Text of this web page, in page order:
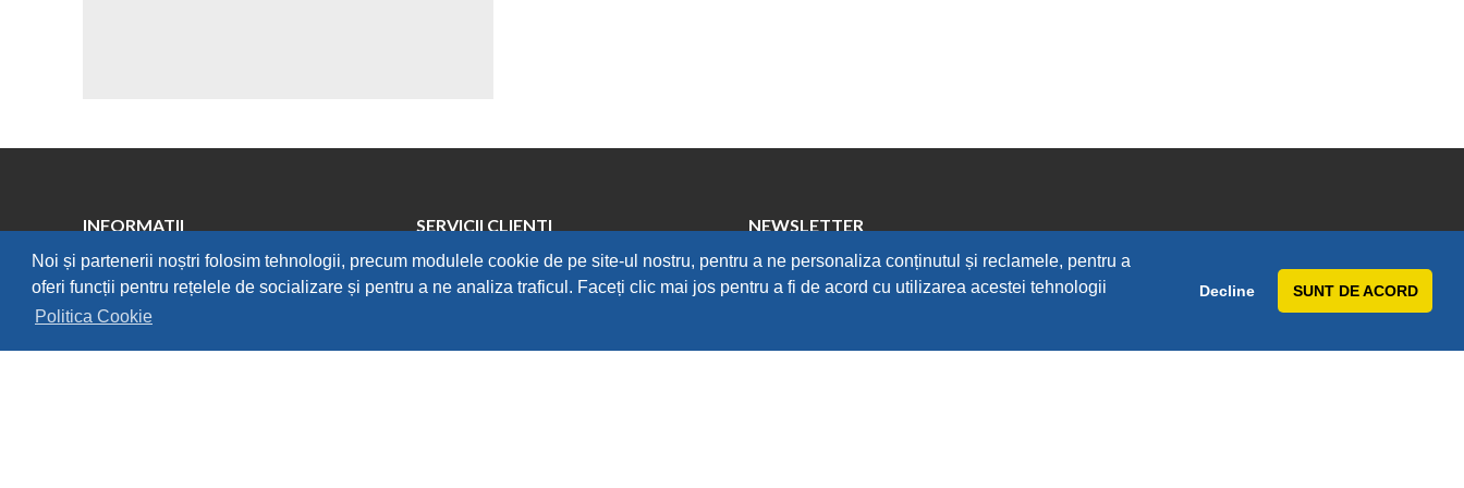
Noi și partenerii noștri folosim tehnologii, precum modulele cookie de pe site-ul nostru, pentru a ne personaliza conținutul și reclamele, pentru a
oferi funcții pentru rețelele de socializare și pentru a ne analiza traficul. Faceți clic mai jos pentru a fi de acord cu utilizarea acestei tehnologii
Politica Cookie
Decline SUNT DE ACORD
INFORMATII
Intra in cont
Despre Noi
Cum Comand
SERVICII CLIENTI
Contact
Garantia Produselor
NEWSLETTER